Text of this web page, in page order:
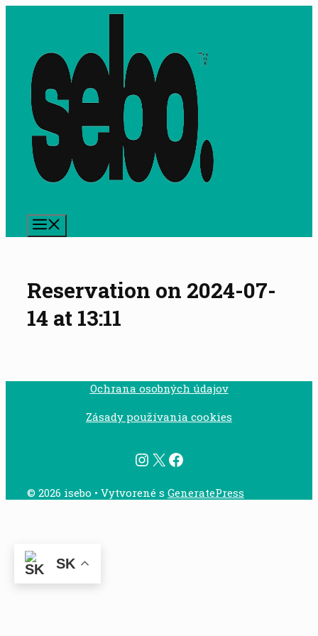
Reservation on 2024-07-
14 at 13:11
Ochrana osobných údajov
Zásady používania cookies
InstagramX Facebook
© 2026 isebo • Vytvorené s GeneratePress
SK